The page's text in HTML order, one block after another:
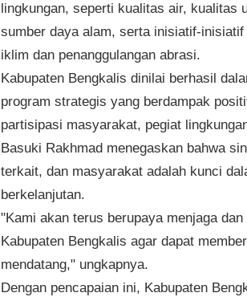
lingkungan, seperti kualitas air, kualitas
sumber daya alam, serta inisiatif-
iklim dan penanggulangan abrasi.
Kabupaten Bengkalis dinilai berhasil
program strategis yang berdampak
partisipasi masyarakat, pegiat
Basuki Rakhmad menegaskan bahwa
terkait, dan masyarakat adalah kunci
berkelanjutan.
"Kami akan terus berupaya menjaga
Kabupaten Bengkalis agar dapat
mendatang," ungkapnya.
Dengan pencapaian ini, Kabupaten